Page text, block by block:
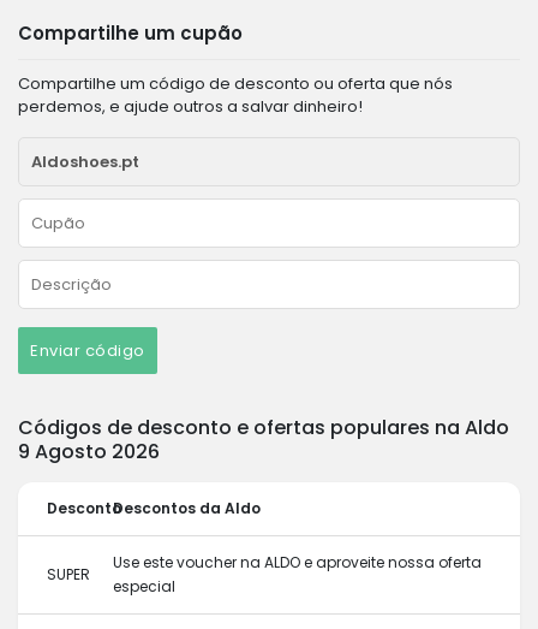
Compartilhe um cupão
Compartilhe um código de desconto ou oferta que nós
perdemos, e ajude outros a salvar dinheiro!
Enviar código
Códigos de desconto e ofertas populares na Aldo
9 Agosto 2026
DescontoDescontos da Aldo
SUPER
Use este voucher na ALDO e aproveite nossa oferta
especial